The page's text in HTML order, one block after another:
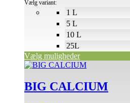
Vælg variant:
Vælg muligheder
1 L
5 L
10 L
25L
BIG CALCIUM